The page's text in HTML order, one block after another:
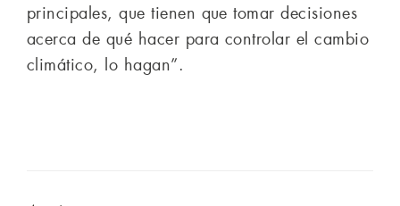
principales, que tienen que tomar decisiones
acerca de qué hacer para controlar el cambio
climático, lo hagan”.